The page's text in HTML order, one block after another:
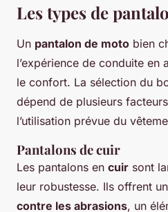
Les types de
Un pantalon de moto bien
l’expérience de conduite en
le confort. La sélection du
dépend de plusieurs
l’utilisation prévue du
Pantalons de cuir
Les pantalons en cuir sont
leur robustesse. Ils offrent
contre les abrasions, un